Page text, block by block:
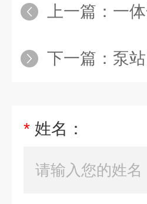
上一篇： 一
下一篇： 泵
* 姓名：